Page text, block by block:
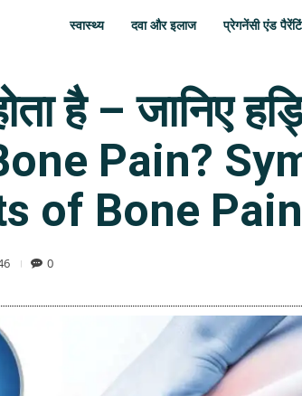
स्वास्थ्य दवा और इलाज प्रेगनेंसी एंड
है – जानिए
Pain?
of Bone
0